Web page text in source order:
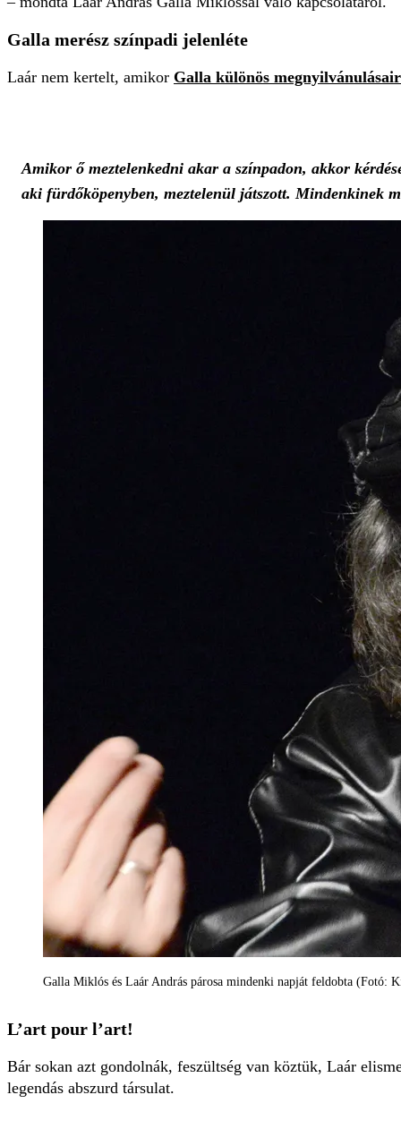
Galla merész színpadi jelenléte
Laár nem kertelt, amikor Galla különös
Amikor ő meztelenkedni akar a színpadon, akkor
aki fürdőköpenyben, meztelenül játszott. Mindenkinek
Galla Miklós és Laár András párosa mindenki napját feldobta (Fotó:
L’art pour l’art!
Bár sokan azt gondolnák, feszültség van köztük, Laár
legendás abszurd társulat.